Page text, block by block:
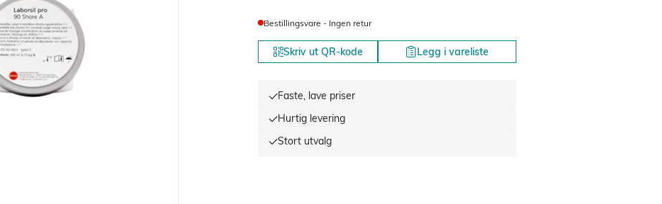
Bestillingsvare - Ingen retur
Skriv ut QR-kode Legg i vareliste
Faste, lave priser
Hurtig levering
Stort utvalg